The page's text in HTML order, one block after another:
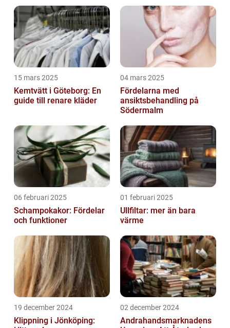
15 mars 2025
Kemtvätt i Göteborg: En
guide till renare kläder
04 mars 2025
Fördelarna med
ansiktsbehandling på
Södermalm
06 februari 2025
Schampokakor: Fördelar
och funktioner
01 februari 2025
Ullfiltar: mer än bara
värme
19 december 2024
Klippning i Jönköping:
02 december 2024
Andrahandsmarknadens